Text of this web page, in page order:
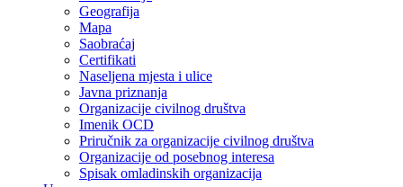
Geografija
Mapa
Saobraćaj
Certifikati
Naseljena mjesta i ulice
Javna priznanja
Organizacije civilnog društva
Imenik OCD
Priručnik za organizacije civilnog društva
Organizacije od posebnog interesa
Spisak omladinskih organizacija